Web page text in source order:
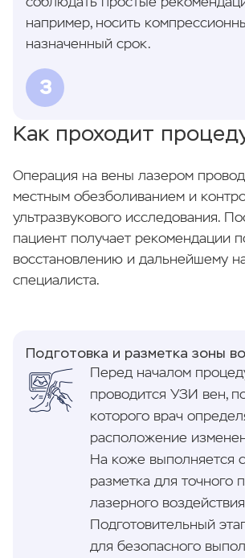
соблюдать простые
например, носить
назначенный срок.
3
Как проходит
Операция на вены лазером
местным обезболиванием и
ультразвукового исследования.
пациент получает рекомендации
восстановлению и дальнейшему
специалиста.
Подготовка и разметка зоны
Перед началом
проводится УЗИ вен,
которого врач
расположение
На коже выполняется
разметка для точного
лазерного
Подготовительный
для безопасного